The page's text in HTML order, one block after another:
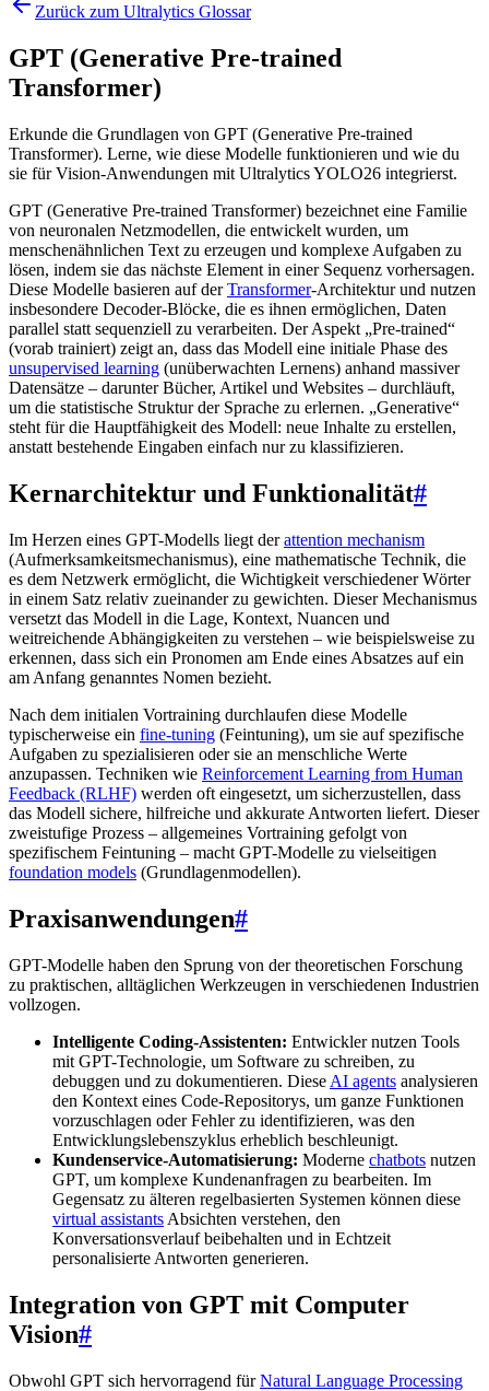
Zurück zum Ultralytics Glossar
GPT (Generative Pre-trained
Transformer)
Erkunde die Grundlagen von GPT (Generative Pre-trained
Transformer). Lerne, wie diese Modelle funktionieren und wie du
sie für Vision-Anwendungen mit Ultralytics YOLO26 integrierst.
GPT (Generative Pre-trained Transformer) bezeichnet eine Familie
von neuronalen Netzmodellen, die entwickelt wurden, um
menschenähnlichen Text zu erzeugen und komplexe Aufgaben zu
lösen, indem sie das nächste Element in einer Sequenz vorhersagen.
Diese Modelle basieren auf derTransformer-Architektur und nutzen
insbesondere Decoder-Blöcke, die es ihnen ermöglichen, Daten
parallel statt sequenziell zu verarbeiten. Der Aspekt „Pre-trained“
(vorab trainiert) zeigt an, dass das Modell eine initiale Phase des
unsupervised learning (unüberwachten Lernens) anhand massiver
Datensätze – darunter Bücher, Artikel und Websites – durchläuft,
um die statistische Struktur der Sprache zu erlernen. „Generative“
steht für die Hauptfähigkeit des Modell: neue Inhalte zu erstellen,
anstatt bestehende Eingaben einfach nur zu klassifizieren.
Kernarchitektur und Funktionalität#
Im Herzen eines GPT-Modells liegt derattention mechanism
(Aufmerksamkeitsmechanismus), eine mathematische Technik, die
es dem Netzwerk ermöglicht, die Wichtigkeit verschiedener Wörter
in einem Satz relativ zueinander zu gewichten. Dieser Mechanismus
versetzt das Modell in die Lage, Kontext, Nuancen und
weitreichende Abhängigkeiten zu verstehen – wie beispielsweise zu
erkennen, dass sich ein Pronomen am Ende eines Absatzes auf ein
am Anfang genanntes Nomen bezieht.
Nach dem initialen Vortraining durchlaufen diese Modelle
typischerweise ein fine-tuning (Feintuning), um sie auf spezifische
Aufgaben zu spezialisieren oder sie an menschliche Werte
anzupassen. Techniken wie Reinforcement Learning from Human
Feedback (RLHF) werden oft eingesetzt, um sicherzustellen, dass
das Modell sichere, hilfreiche und akkurate Antworten liefert. Dieser
zweistufige Prozess – allgemeines Vortraining gefolgt von
spezifischem Feintuning – macht GPT-Modelle zu vielseitigen
foundation models (Grundlagenmodellen).
Praxisanwendungen#
GPT-Modelle haben den Sprung von der theoretischen Forschung
zu praktischen, alltäglichen Werkzeugen in verschiedenen Industrien
vollzogen.
Intelligente Coding-Assistenten: Entwickler nutzen Tools
mit GPT-Technologie, um Software zu schreiben, zu
debuggen und zu dokumentieren. Diese AI agents analysieren
den Kontext eines Code-Repositorys, um ganze Funktionen
vorzuschlagen oder Fehler zu identifizieren, was den
Entwicklungslebenszyklus erheblich beschleunigt.
Kundenservice-Automatisierung: Moderne chatbots nutzen
GPT, um komplexe Kundenanfragen zu bearbeiten. Im
Gegensatz zu älteren regelbasierten Systemen können diese
virtual assistants Absichten verstehen, den
Konversationsverlauf beibehalten und in Echtzeit
personalisierte Antworten generieren.
Integration von GPT mit Computer
Vision#
Obwohl GPT sich hervorragend fürNatural Language Processing